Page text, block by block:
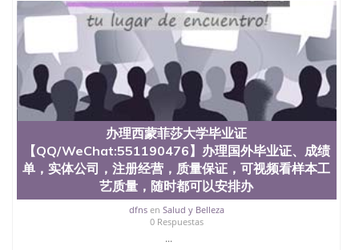
University）圣何塞州立大学（San Jose State
University）圣何塞州立大学学位证（San Jose State
University）圣何塞州立大学学位证（San Jose State
University）圣何塞州立大学学位证（San Jose State
University）圣何塞州立大学（San Jose State
University）圣何塞州立大学（San Jose State
University）圣何塞州立大学（San Jose State
University）圣何塞州立大学（San Jose State
University）圣何塞州立大学学位证（San Jose State
University）圣何塞州立大学学位证（San Jose State
University）圣何塞州立大学结业证（San Jose State
University）圣何塞州立大学结业证（San Jose State
University）圣何塞州立大学结业证（San Jose State
University）圣何塞州立大学学位证（San Jose State
University）圣何塞州立大学学位证（San Jose State
University）圣何塞州立大学学历证书（San Jose
办理西蒙菲莎大学毕业证
【QQ/WeChat:551190476】办理国外毕业证、成绩
单，实体公司，注册经营，质量保证，可视频看样本工
艺质量，随时都可以安排办
dfnsen Salud y Belleza
0 Respuestas
...